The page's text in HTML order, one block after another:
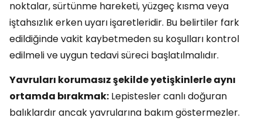
noktalar, sürtünme hareketi, yüzgeç kısma veya
iştahsızlık erken uyarı işaretleridir. Bu belirtiler fark
edildiğinde vakit kaybetmeden su koşulları kontrol
edilmeli ve uygun tedavi süreci başlatılmalıdır.
Yavruları korumasız şekilde yetişkinlerle aynı
ortamda bırakmak: Lepistesler canlı doğuran
balıklardır ancak yavrularına bakım göstermezler.